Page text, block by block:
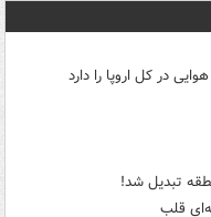
در کل اروپا را دارد
تبدیل شد!
قلب